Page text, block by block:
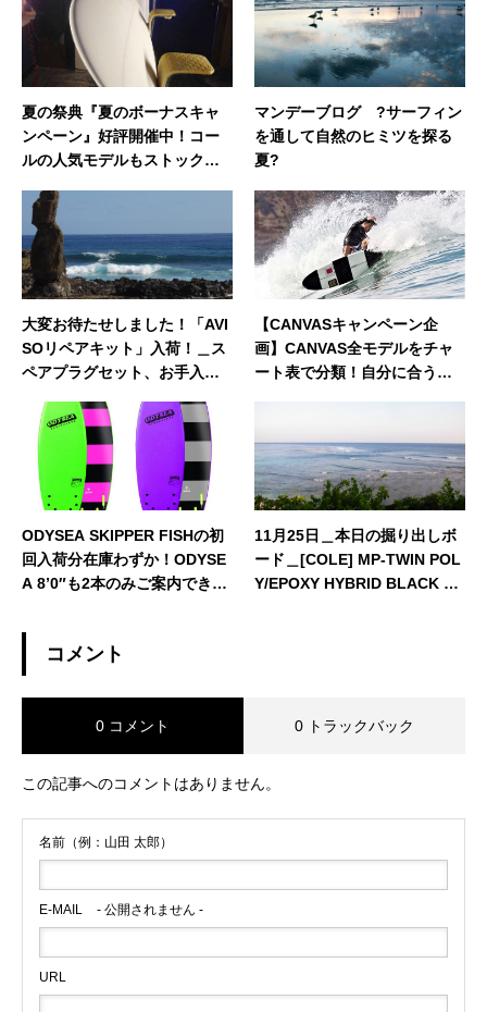
夏の祭典『夏のボーナスキャ
ンペーン』好評開催中！コー
ルの人気モデルもストック用
マンデーブログ ?サーフィン
を通して自然のヒミツを探る
夏?
大変お待たせしました！「AVI
SOリペアキット」入荷！＿ス
ペアプラグセット、お手入れ
す！！
【CANVASキャンペーン企
画】CANVAS全モデルをチャ
ート表で分類！自分に合うボ
ODYSEA SKIPPER FISHの初
回入荷分在庫わずか！ODYSE
A 8’0″も2本のみご案内できま
11月25日＿本日の掘り出しボ
ード＿[COLE] MP-TWIN POL
Y/EPOXY HYBRID BLACK LA
コメント
0 コメント 0 トラックバック
この記事へのコメントはありません。
名前（例：山田 太郎）
E-MAIL - 公開されません -
URL